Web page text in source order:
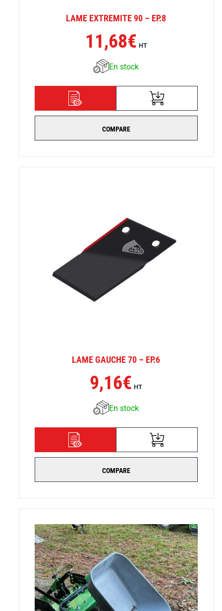
LAME EXTREMITE 90 – EP.8
11,68€ HT
En stock
COMPARE
DÉTAILS
LAME GAUCHE 70 – EP.6
9,16€ HT
En stock
COMPARE
DÉTAILS